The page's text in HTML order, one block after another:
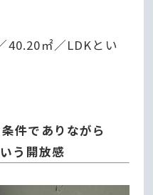
40.20㎡／LDKとい
件でありながら
う開放感